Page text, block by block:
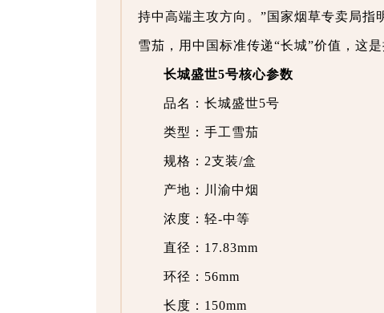
持中高端主攻方向。”国家烟草专卖局指
雪茄，用中国标准传递“长城”价值，这
长城盛世5号核心参数
品名：长城盛世5号
类型：手工雪茄
规格：2支装/盒
产地：川渝中烟
浓度：轻-中等
直径：17.83mm
环径：56mm
长度：150mm